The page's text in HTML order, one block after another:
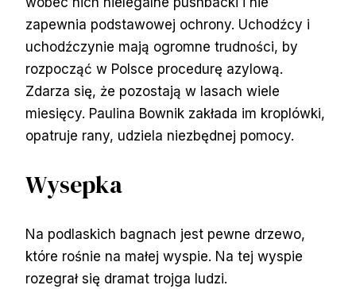
zapewnia podstawowej ochrony. Uchodźcy i
uchodźczynie mają ogromne trudności, by
rozpocząć w Polsce procedurę azylową.
Zdarza się, że pozostają w lasach wiele
miesięcy. Paulina Bownik zakłada im kroplówki,
opatruje rany, udziela niezbędnej pomocy.
Wysepka
Na podlaskich bagnach jest pewne drzewo,
które rośnie na małej wyspie. Na tej wyspie
rozegrał się dramat trojga ludzi.